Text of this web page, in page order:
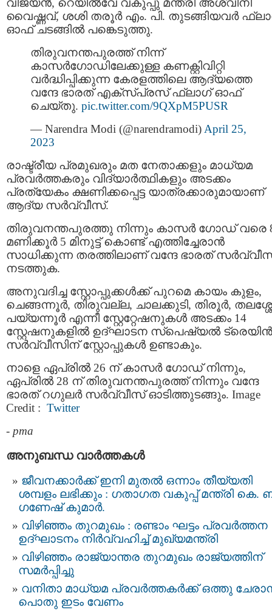
വൈഷ്ണവ്, ശശി തരൂർ എം. പി. തുടങ്ങിയവർ
ഓഫ് ചടങ്ങിൽ പങ്കെടുത്തു.
തിരുവനന്തപുരത്ത് നിന്ന്
കാസർഗോഡിലേക്കുള്ള കണക്റ്റിവിറ്റി
വർദ്ധിപ്പിക്കുന്ന കേരളത്തിലെ ആദ്യത്തെ
വന്ദേ ഭാരത് എക്‌സ്പ്രസ് ഫ്ലാഗ് ഓഫ്
ചെയ്തു. pic.twitter.com/9QXpM5PUSR
— Narendra Modi (@narendramodi) April 25,
2023
രാഷ്ട്രീയ പ്രമുഖരും മത നേതാക്കളും മാധ്യമ
പ്രവർത്തകരും വിദ്യാര്‍ത്ഥികളും അടക്കം
പ്രത്യേകം ക്ഷണിക്കപ്പെട്ട യാത്രക്കാരുമായാണ്
ആദ്യ സർവ്വീസ്.
തിരുവനന്തപുരത്തു നിന്നും കാസർ ഗോഡ് വരെ
മണിക്കൂർ 5 മിനുട്ട് കൊണ്ട് എത്തിച്ചേരാൻ
സാധിക്കുന്ന തരത്തിലാണ് വന്ദേ ഭാരത്
നടത്തുക.
അനുവദിച്ച സ്റ്റോപ്പുക്കൾക്ക് പുറമെ കായം കുളം,
ചെങ്ങന്നൂർ, തിരുവല്ല, ചാലക്കുടി, തിരൂർ,
പയ്യന്നൂർ എന്നീ സ്റ്റേറ്റേഷനുകൾ അടക്കം 14
സ്റ്റേഷനുകളിൽ ഉദ്ഘാടന സ്‌പെഷ്യൽ ട്രെയിൻ
സർവ്വീസിന് സ്റ്റോപ്പുകള്‍ ഉണ്ടാകും.
നാളെ ഏപ്രിൽ 26 ന് കാസർ ഗോഡ് നിന്നും,
ഏപ്രിൽ 28 ന് തിരുവനന്തപുരത്ത് നിന്നും വന്ദേ
ഭാരത് റഗുലർ സർവ്വീസ് ഓടിത്തുടങ്ങും. Image
Credit : Twitter
- pma
അനുബന്ധ വാര്‍ത്തകള്‍
ജീവനക്കാർക്ക് ഇനി മുതൽ ഒന്നാം തീയ്യതി
ശമ്പളം ലഭിക്കും : ഗതാഗത വകുപ്പ് മന്ത്രി കെ.
ഗണേഷ് കുമാർ.
വിഴിഞ്ഞം തുറമുഖം : രണ്ടാം ഘട്ടം പ്രവർത്തന
ഉദ്ഘാടനം നിർവ്വഹിച്ച് മുഖ്യമന്ത്രി
വിഴിഞ്ഞം രാജ്യാന്തര തുറമുഖം രാജ്യത്തിന്
സമര്‍പ്പിച്ചു
വനിതാ മാധ്യമ പ്രവർത്തകർക്ക് ഒത്തു
പൊതു ഇടം വേണം